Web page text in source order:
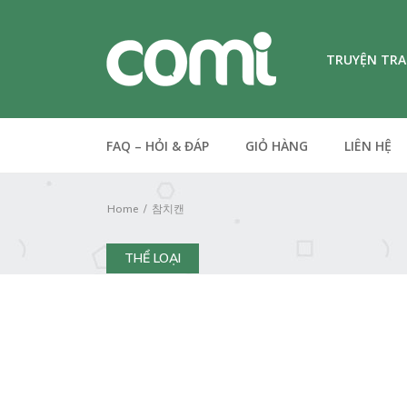
TRUYỆN
FAQ – HỎI & ĐÁP GIỎ HÀNG LIÊN HỆ
Home 참치캔
THỂ LOẠI